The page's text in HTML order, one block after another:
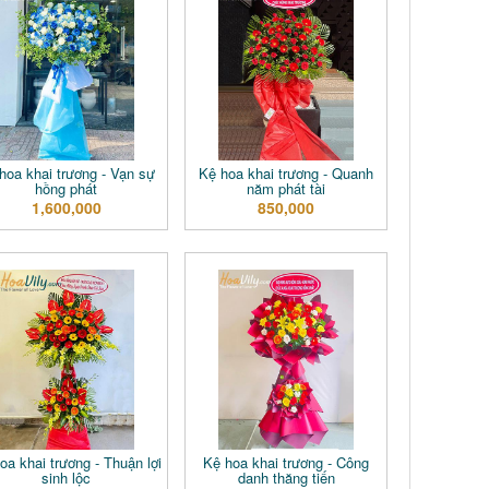
khai trương - Vạn sự
hồng phát
1,600,000
Kệ hoa khai trương - Quanh
năm phát tài
850,000
khai trương - Thuận lợi
sinh lộc
Kệ hoa khai trương - Công
danh thăng tiến